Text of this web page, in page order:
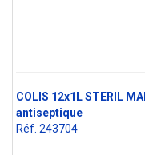
COLIS 12x1L STERIL
antiseptique
Réf. 243704